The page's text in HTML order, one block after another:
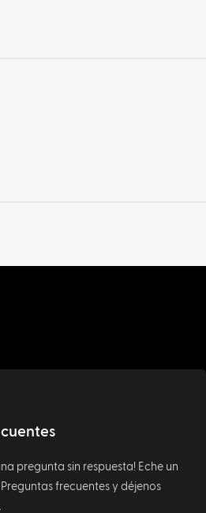
pregunta sin respuesta! Eche un
frecuentes y déjenos